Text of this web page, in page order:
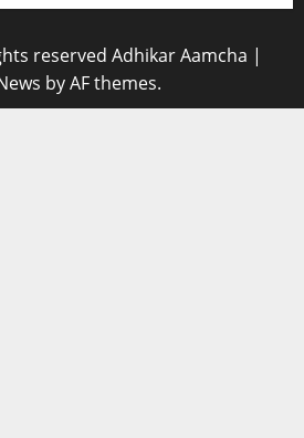
reserved Adhikar Aamcha |
by AF themes.